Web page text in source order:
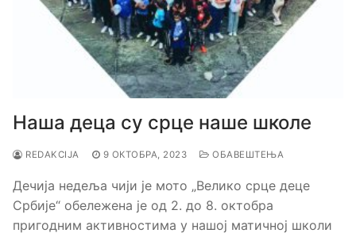
Наша деца су срце наше школе
REDAKCIJA 9 ОКТОБРА, 2023 ОБАВЕШТЕЊА
Дечија недеља чији је мото „Велико срце деце
Србије“ обележена је од 2. до 8. октобра
пригодним активностима у нашој матичној школи